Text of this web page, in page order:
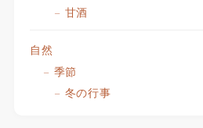
甘酒
自然
季節
冬の行事